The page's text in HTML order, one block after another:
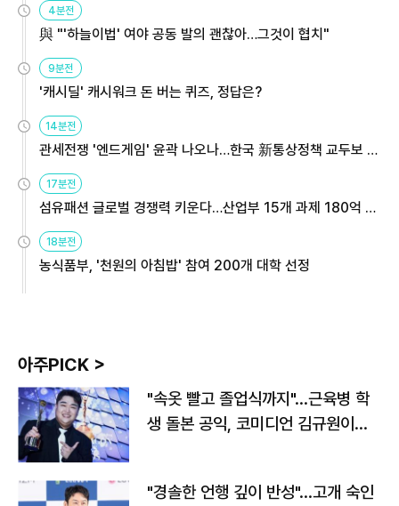
4분전
與 "'하늘이법' 여야 공동 발의 괜찮아…그것이 협치"
9분전
'캐시딜' 캐시워크 돈 버는 퀴즈, 정답은?
14분전
관세전쟁 '엔드게임' 윤곽 나오나…한국 新통상정책 교두보 활
용해야
17분전
섬유패션 글로벌 경쟁력 키운다…산업부 15개 과제 180억 지
원
18분전
농식품부, '천원의 아침밥' 참여 200개 대학 선정
아주PICK >
"속옷 빨고 졸업식까지"…근육병 학
생 돌본 공익, 코미디언 김규원이었
"경솔한 언행 깊이 반성"…고개 숙인